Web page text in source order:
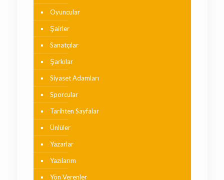
Oyuncular
Şairler
Sanatçılar
Şarkılar
Siyaset Adamları
Sporcular
Tarihten Sayfalar
Ünlüler
Yazarlar
Yazılarım
Yön Verenler